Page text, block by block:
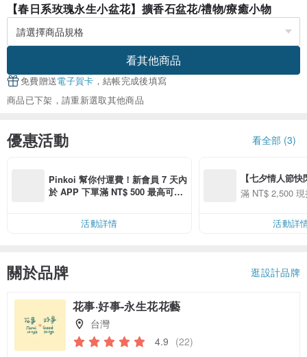
【春日系玫瑰永生小盆花】擴香石盆花/禮物/療癒小物
看其他商品
免費贈送電子賀卡 ，結帳完成後填寫
商品已下架，請重新選取其他商品
優惠活動 看全部 (3)
Pinkoi 幫你付運費！新會員 7 天內
於 APP 下單滿 NT$ 500 最高可折
活動詳情
【七夕情人節
用 APP 購買任
00 現折 NT$100
滿 NT$ 2,500
活動詳
關於品牌 逛設計品牌
花事·好事-永生花花藝
台灣
4.9 (22)